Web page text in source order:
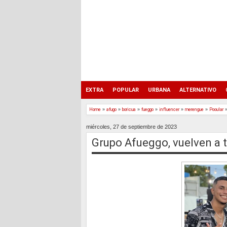
EXTRA POPULAR URBANA ALTERNATIVO
Home » afugo » boricua » fueggo » influencer» merengue » Pooular»
miércoles, 27 de septiembre de 2023
Grupo Afueggo, vuelven